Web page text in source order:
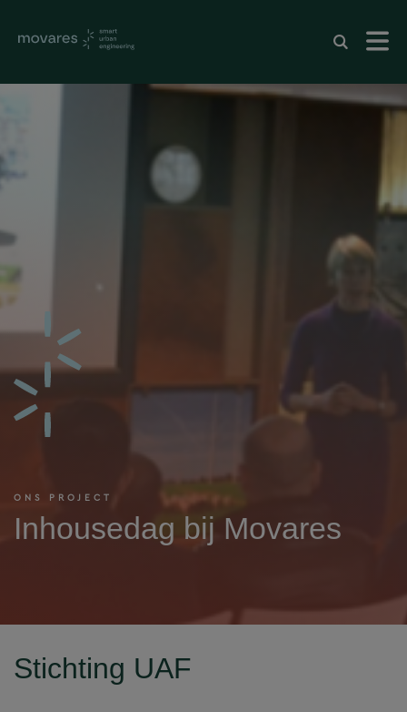
ONS PROJECT
Inhousedag bij Movares
Stichting UAF